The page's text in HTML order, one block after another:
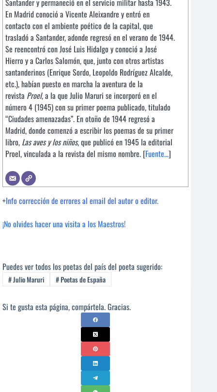
En Madrid conoció a Vicente Aleixandre y entró en
contacto con el ambiente poético de la capital, que
trasladó a Santander, adonde regresó en el verano de 1944.
Se reencontró con José Luis Hidalgo y conoció a José
Hierro y a Carlos Salomón, que, junto con otros artistas
santanderinos (Enrique Sordo, Leopoldo Rodríguez Alcalde,
etc.), habían puesto en marcha la aventura de la
revista Proel, a la que Julio Maruri se incorporó en el
número 4 (1945) con su primer poema publicado, titulado
“Ciudades amenazadas”. En otoño de 1944 regresó a
Madrid, donde comenzó a escribir los poemas de su primer
libro, Las aves y los niños, que publicó en 1945 la editorial
Proel, vinculada a la revista del mismo nombre. [Fuente...]
+Info corrección de errores al email del autor o editor.
¡No olvides hacer una visita a los Maestros!
Puedes ver todos los poetas del país del poeta sugerido:
#Julio Maruri #Poetas de España
Si te gusta esta página, compártela. Gracias.